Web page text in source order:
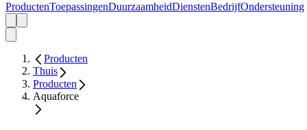
ProductenToepassingenDuurzaamheidDienstenBedrijfOndersteuning
Producten
Thuis
Producten
Aquaforce